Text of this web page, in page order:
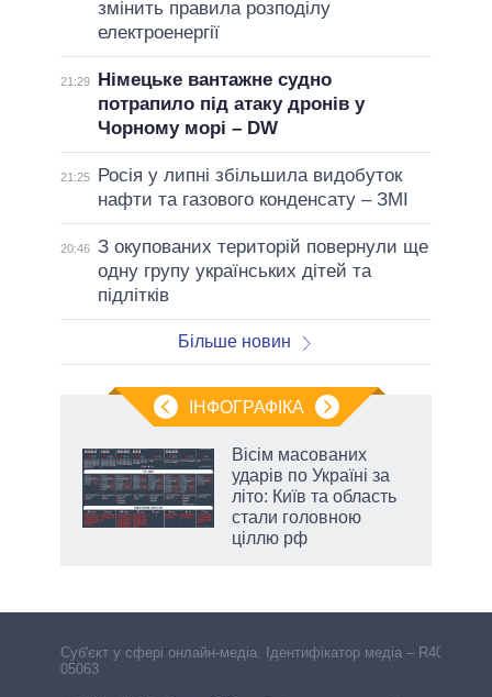
змінить правила розподілу
електроенергії
21:29
Німецьке вантажне судно
потрапило під атаку дронів у
Чорному морі – DW
21:25
Росія у липні збільшила видобуток
нафти та газового конденсату – ЗМІ
20:46 З окупованих територій повернули ще
одну групу українських дітей та
підлітків
Більше новин
ІНФОГРАФІКА
Вісім масованих
ударів по Україні за
літо: Київ та область
стали головною
ціллю рф
Cуб'єкт у сфері онлайн-медіа. Ідентифікатор медіа – R40-
05063